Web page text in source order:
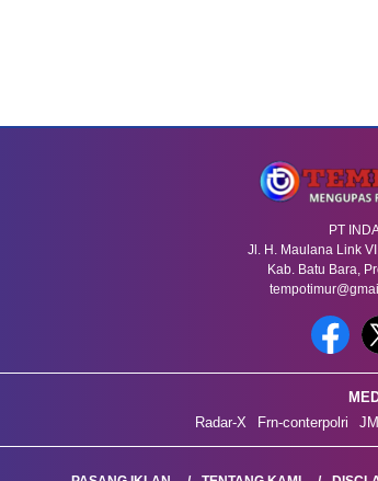
PT
Jl. H. Maulana Link
Kab. Batu Bara,
Radar-X
Frn-conterpolri